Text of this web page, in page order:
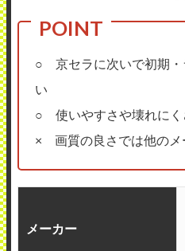
○ 京セラに次いで初期・
い
○ 使いやすさや壊れにく
× 画質の良さでは他のメ
メーカー